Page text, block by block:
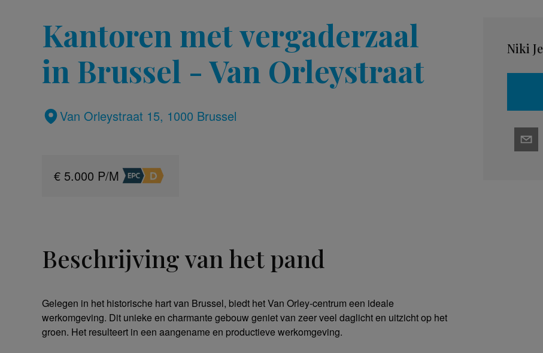
Kantoren met vergaderzaal
in Brussel - Van Orleystraat
Van Orleystraat 15, 1000 Brussel
€ 5.000 P/M
Niki
Beschrijving van het pand
Gelegen in het historische hart van Brussel, biedt het Van Orley-centrum een ideale
werkomgeving. Dit unieke en charmante gebouw geniet van zeer veel daglicht en uitzicht op het
groen. Het resulteert in een aangename en productieve werkomgeving.